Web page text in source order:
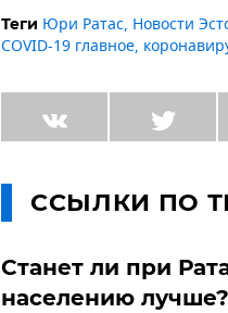
Теги Юри Ратас, Новости
COVID-19 главное,
ССЫЛКИ ПО
Станет ли при
населению лучше?